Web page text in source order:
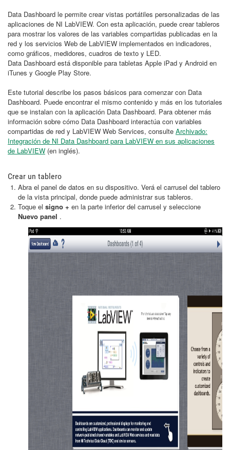
Data Dashboard le permite crear vistas portátiles personalizadas de las
aplicaciones de NI LabVIEW. Con esta aplicación, puede crear tableros
para mostrar los valores de las variables compartidas publicadas en la
red y los servicios Web de LabVIEW implementados en indicadores,
como gráficos, medidores, cuadros de texto y LED.
Data Dashboard está disponible para tabletas Apple iPad y Android en
iTunes y Google Play Store.
Este tutorial describe los pasos básicos para comenzar con Data
Dashboard. Puede encontrar el mismo contenido y más en los tutoriales
que se instalan con la aplicación Data Dashboard. Para obtener más
información sobre cómo Data Dashboard interactúa con variables
compartidas de red y LabVIEW Web Services, consulte Archivado:
Integración de NI Data Dashboard para LabVIEW en sus aplicaciones
de LabVIEW (en inglés).
Crear un tablero
Abra el panel de datos en su dispositivo. Verá el carrusel del tablero
de la vista principal, donde puede administrar sus tableros.
Toque el signo + en la parte inferior del carrusel y seleccione
Nuevo panel .